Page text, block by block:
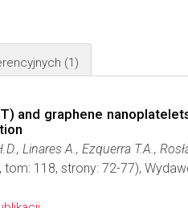
(1)
and graphene
Linares A., Ezquerra T.A.,
118, strony: 72-77),